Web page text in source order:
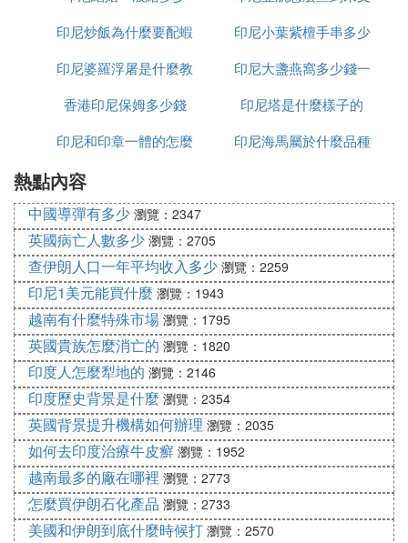
題。因此，了解和適應這些差異對於跨國旅行者來說
是非常重要的。通過與運營商溝通、使用第三方優化
服務或購買當地流量套餐等方式，你可以更好地解決
跨國使用手機時遇到的問題。
這是因為印尼通信部規定從2020年9月15日開始禁止
非行貨手機（不在印尼正規市場購買的手機）在印尼
使用，對手機的IMEI碼進行屏蔽。
由於疫情大流行，印尼國內智能手機行業表現不佳。
根據市場研究公司（IDC）9月發出的報告，印尼202
0年上半年手機出貨量僅為710萬部，與去年同期相比
總體下降了26%。根據IDC的分析，這是自2016年以
來，出貨量最低的時刻。同時，許多智能手機供應商
抱怨他們正在銷售的新合法設備未收到信號，究其原
因是因為在印尼工業部備案的IMEI碼系統已經滿了，
目前已注冊了11億部數據，總容量達到95%，因此，
工業部停止輸入，手機供應商無法在系統中注冊其銷
售的新手機。據估計，印尼每年因非法進口手機損失
了2萬億印尼盾的潛在增值稅，且印尼政府不對手機
收取進口關稅。印尼此舉是為了創造公平的競爭環境
並鼓勵投資者在該國生產手機。並且這也已經不是印
付訂單
印尼炒飯為什麼要配蝦
片
印尼小葉紫檀手串多少
錢
印尼婆羅浮屠是什麼教
印尼大盞燕窩多少錢一
克
香港印尼保姆多少錢
印尼塔是什麼樣子的
印尼和印章一體的怎麼
印尼海馬屬於什麼品種
熱點內容
中國導彈有多少 瀏覽：2347
英國病亡人數多少 瀏覽：2705
查伊朗人口一年平均收入多少 瀏覽：2259
印尼1美元能買什麼 瀏覽：1943
越南有什麼特殊市場 瀏覽：1795
英國貴族怎麼消亡的 瀏覽：1820
印度人怎麼犁地的 瀏覽：2146
印度歷史背景是什麼 瀏覽：2354
英國背景提升機構如何辦理 瀏覽：2035
如何去印度治療牛皮癬 瀏覽：1952
越南最多的廠在哪裡 瀏覽：2773
怎麼買伊朗石化產品 瀏覽：2733
美國和伊朗到底什麼時候打 瀏覽：2570